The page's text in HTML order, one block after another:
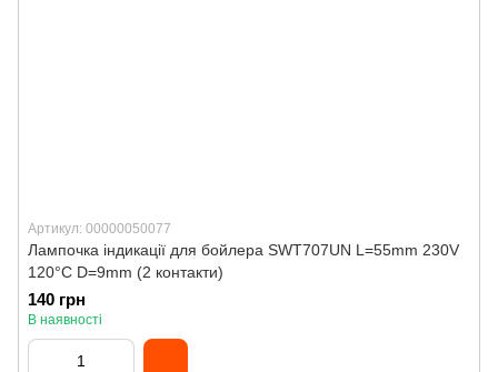
Артикул: 00000050077
Лампочка індикації для бойлера SWT707UN L=55mm 230V
120°С D=9mm (2 контакти)
140 грн
В наявності